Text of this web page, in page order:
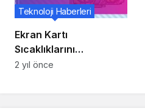
Ekran Kartı
Sıcaklıklarını
Düşürmenin Yolları
Teknoloji Haberleri
2 yıl önce